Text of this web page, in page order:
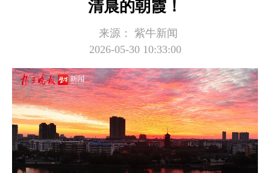
清晨的朝霞！
来源：
紫牛新闻
2026-05-30 10:33:00